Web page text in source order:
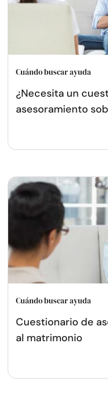
Cuándo buscar ayuda
¿Necesita un
asesoramiento
Cuándo buscar ayuda
Cuestionario de
al matrimonio